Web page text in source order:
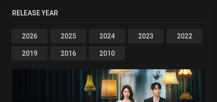
RELEASE YEAR
2026 2025 2024 2023 2022
2019 2016 2010